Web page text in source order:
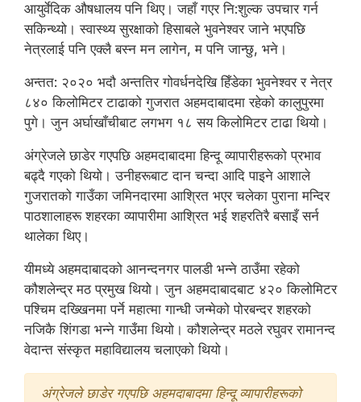
आयुर्वेदिक औषधालय पनि थिए। जहाँ गएर नि:शुल्क उपचार गर्न
सकिन्थ्यो। स्वास्थ्य सुरक्षाको हिसाबले भुवनेश्वर जाने भएपछि
नेत्रलाई पनि एक्लै बस्न मन लागेन, म पनि जान्छु, भने।
अन्तत: २०२० भदौ अन्ततिर गोवर्धनदेखि हिँडेका भुवनेश्वर र नेत्र
८४० किलोमिटर टाढाको गुजरात अहमदाबादमा रहेको कालुपुरमा
पुगे। जुन अर्घाखाँचीबाट लगभग १८ सय किलोमिटर टाढा थियो।
अंग्रेजले छाडेर गएपछि अहमदाबादमा हिन्दू व्यापारीहरूको प्रभाव
बढ्दै गएको थियो। उनीहरूबाट दान चन्दा आदि पाइने आशाले
गुजरातको गाउँका जमिनदारमा आश्रित भएर चलेका पुराना मन्दिर
पाठशालाहरू शहरका व्यापारीमा आश्रित भई शहरतिरै बसाइँ सर्न
थालेका थिए।
यीमध्ये अहमदाबादको आनन्दनगर पालडी भन्ने ठाउँमा रहेको
कौशलेन्द्र मठ प्रमुख थियो। जुन अहमदाबादबाट ४२० किलोमिटर
पश्चिम दख्खिनमा पर्ने महात्मा गान्धी जन्मेको पोरबन्दर शहरको
नजिकै शिंगडा भन्ने गाउँमा थियो। कौशलेन्द्र मठले रघुवर रामानन्द
वेदान्त संस्कृत महाविद्यालय चलाएको थियो।
अंग्रेजले छाडेर गएपछि अहमदाबादमा हिन्दू व्यापारीहरूको